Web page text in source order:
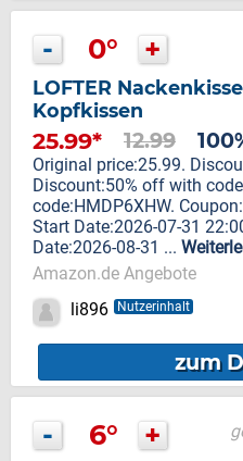
- 0° +
LOFTER
Kopfkissen
25.99* 12.99
Original price:25.99.
Discount:50% off with
code:HMDP6XHW.
Start Date:2026-07-31
Date:2026-08-31 ...
Amazon.de Angebote
li896 Nutzerinhalt
zum
- 6° +